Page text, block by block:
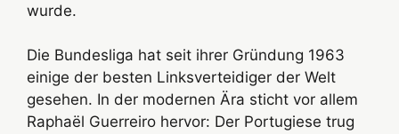
wurde.
Die Bundesliga hat seit ihrer Gründung 1963
einige der besten Linksverteidiger der Welt
gesehen. In der modernen Ära sticht vor allem
Raphaël Guerreiro hervor: Der Portugiese trug